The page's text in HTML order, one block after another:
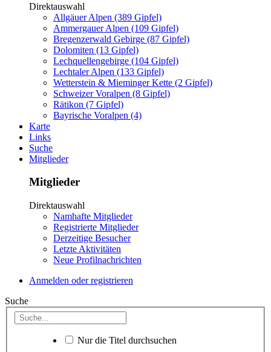
Direktauswahl
Allgäuer Alpen (389 Gipfel)
Ammergauer Alpen (109 Gipfel)
Bregenzerwald Gebirge (87 Gipfel)
Dolomiten (13 Gipfel)
Lechquellengebirge (104 Gipfel)
Lechtaler Alpen (133 Gipfel)
Wetterstein & Mieminger Kette (2 Gipfel)
Schweizer Voralpen (8 Gipfel)
Rätikon (7 Gipfel)
Bayrische Voralpen (4)
Karte
Links
Suche
Mitglieder
Mitglieder
Direktauswahl
Namhafte Mitglieder
Registrierte Mitglieder
Derzeitige Besucher
Letzte Aktivitäten
Neue Profilnachrichten
Anmelden oder registrieren
Suche
Nur die Titel durchsuchen